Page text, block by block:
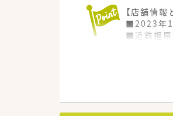
【店舗情報
■2023年
■近鉄橿原
■一日あ
■地域に
■急なお休